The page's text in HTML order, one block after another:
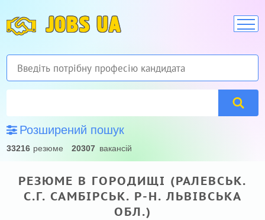
JOBS UA
Розширений пошук
33216 резюме 20307 вакансій
РЕЗЮМЕ В ГОРОДИЩІ (РАЛЕВСЬК.
С.Г. САМБІРСЬК. Р-Н. ЛЬВІВСЬКА
ОБЛ.)